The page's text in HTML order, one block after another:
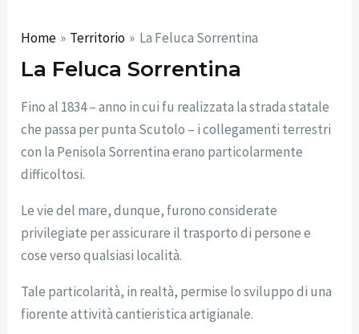
Home Territorio La Feluca Sorrentina
La Feluca Sorrentina
Fino al 1834 – anno in cui fu realizzata la strada statale
che passa per punta Scutolo – i collegamenti terrestri
con la Penisola Sorrentina erano particolarmente
difficoltosi.
Le vie del mare, dunque, furono considerate
privilegiate per assicurare il trasporto di persone e
cose verso qualsiasi località.
Tale particolarità, in realtà, permise lo sviluppo di una
fiorente attività cantieristica artigianale.